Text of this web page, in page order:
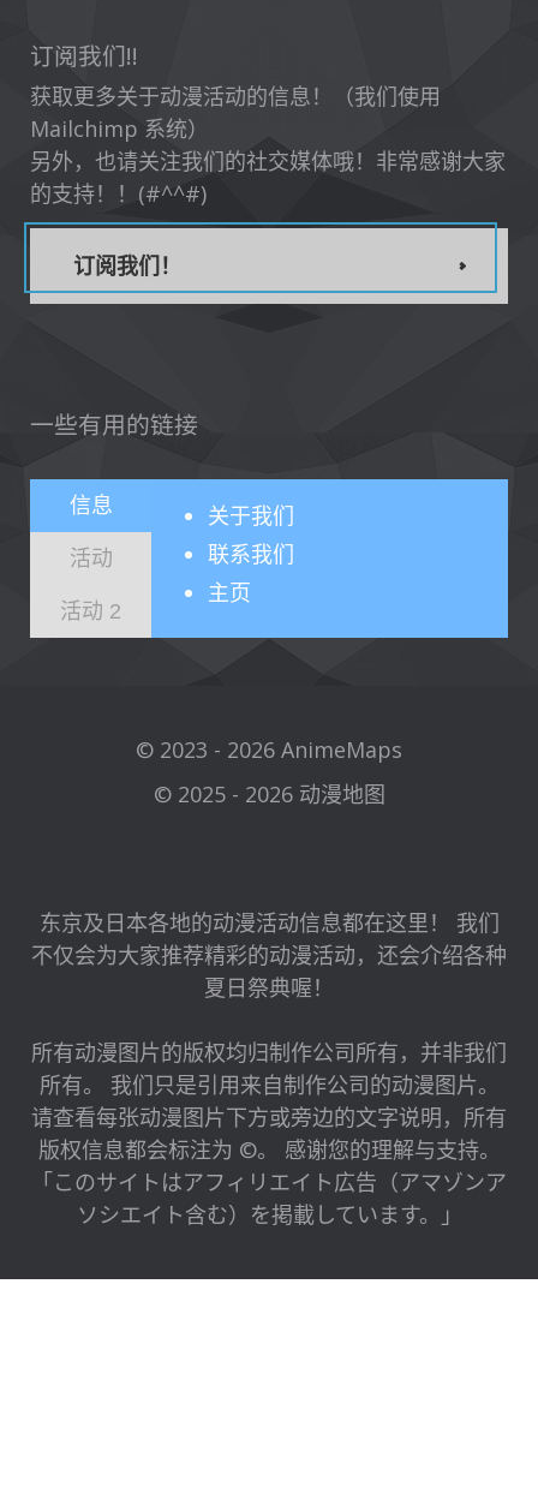
订阅我们!!
获取更多关于动漫活动的信息！（我们使用
Mailchimp 系统）
另外，也请关注我们的社交媒体哦！非常感谢大家
的支持！！(#^^#)
订阅我们！
一些有用的链接
信息
活动
活动 2
关于我们
联系我们
主页
© 2023 - 2026 AnimeMaps
© 2025 - 2026 动漫地图
东京及日本各地的动漫活动信息都在这里！ 我们
不仅会为大家推荐精彩的动漫活动，还会介绍各种
夏日祭典喔！
所有动漫图片的版权均归制作公司所有，并非我们
所有。 我们只是引用来自制作公司的动漫图片。
请查看每张动漫图片下方或旁边的文字说明，所有
版权信息都会标注为 ©。 感谢您的理解与支持。
「このサイトはアフィリエイト広告（アマゾンア
ソシエイト含む）を掲載しています。」